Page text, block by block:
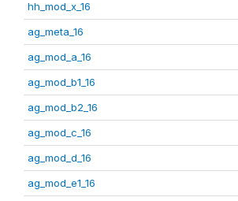
hh_mod_x_16
ag_meta_16
ag_mod_a_16
ag_mod_b1_16
ag_mod_b2_16
ag_mod_c_16
ag_mod_d_16
ag_mod_e1_16